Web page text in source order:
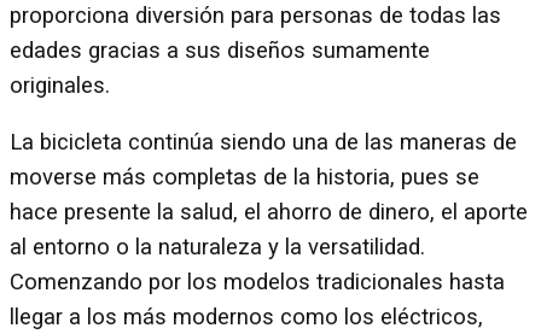
proporciona diversión para personas de todas las
edades gracias a sus diseños sumamente
originales.
La bicicleta continúa siendo una de las maneras de
moverse más completas de la historia, pues se
hace presente la salud, el ahorro de dinero, el aporte
al entorno o la naturaleza y la versatilidad.
Comenzando por los modelos tradicionales hasta
llegar a los más modernos como los eléctricos,